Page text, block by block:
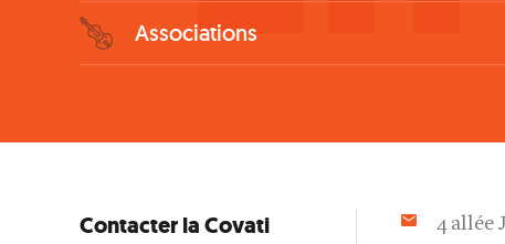
Associations
Contacter la Covati 4 allée